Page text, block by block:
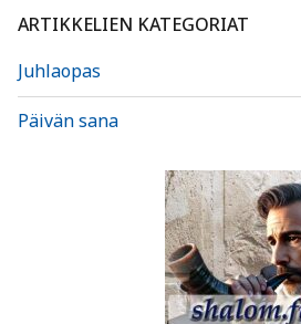
ARTIKKELIEN KATEGORIAT
Juhlaopas
Päivän sana